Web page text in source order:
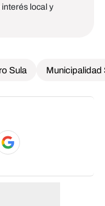
local y
Sula Municipalidad